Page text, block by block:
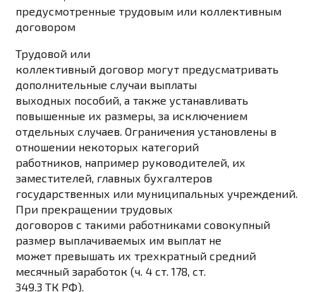
предусмотренные трудовым или коллективным
договором
Трудовой или
коллективный договор могут предусматривать
дополнительные случаи выплаты
выходных пособий, а также устанавливать
повышенные их размеры, за исключением
отдельных случаев. Ограничения установлены в
отношении некоторых категорий
работников, например руководителей, их
заместителей, главных бухгалтеров
государственных или муниципальных учреждений.
При прекращении трудовых
договоров с такими работниками совокупный
размер выплачиваемых им выплат не
может превышать их трехкратный средний
месячный заработок (ч. 4 ст. 178, ст.
349.3 ТК РФ).